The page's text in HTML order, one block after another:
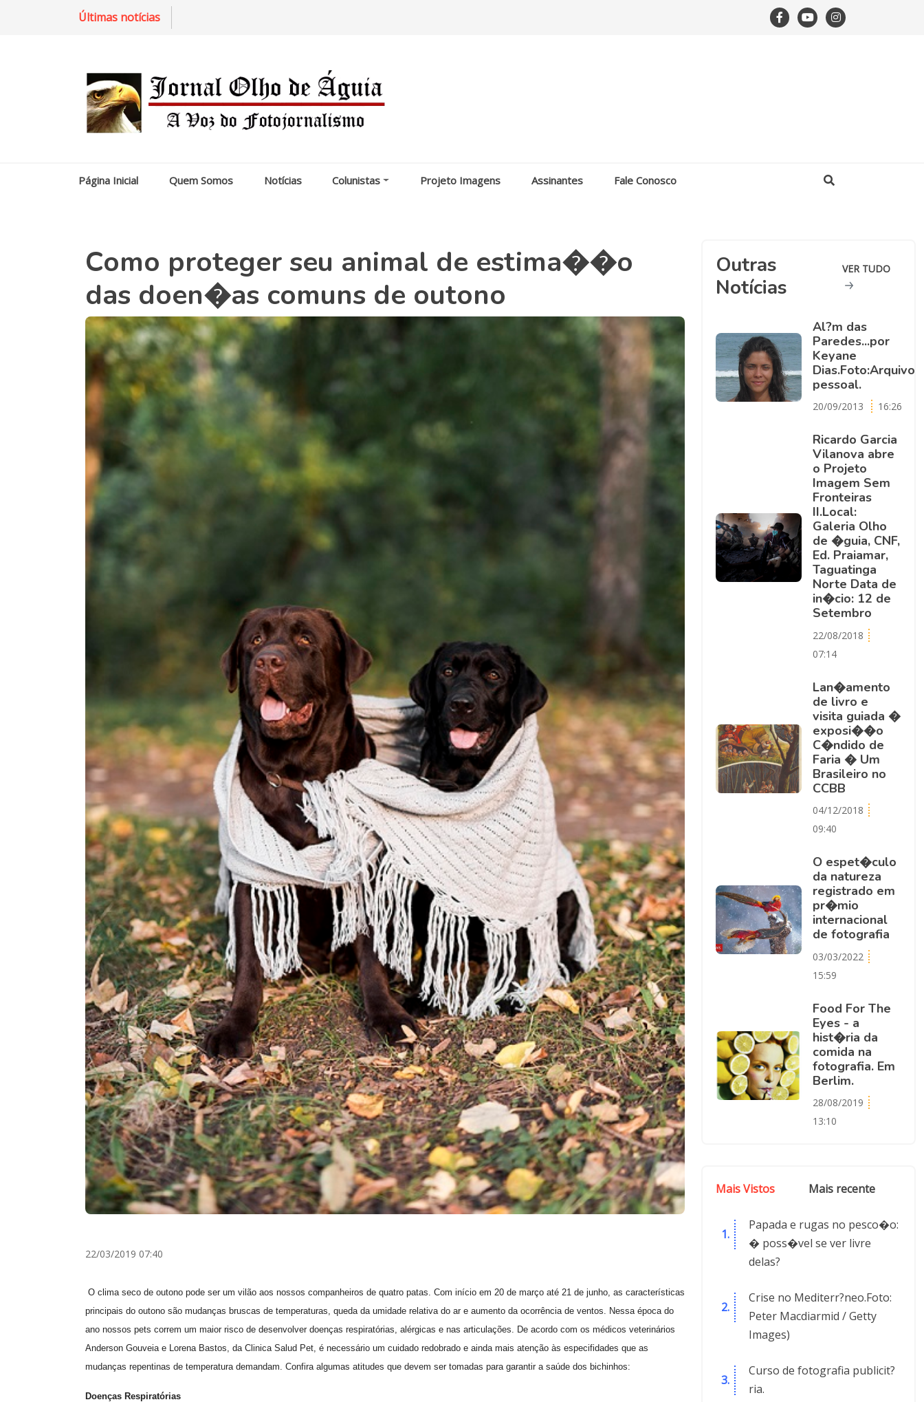
Últimas notícias
Página Inicial Quem Somos Notícias Colunistas Projeto Imagens Assinantes Fale Conosco
Como proteger seu animal de estima��o
das doen�as comuns de outono
22/03/2019 07:40
O clima seco de outono pode ser um vilão aos nossos companheiros de quatro patas. Com início em 20 de março até 21 de junho, as características
principais do outono são mudanças bruscas de temperaturas, queda da umidade relativa do ar e aumento da ocorrência de ventos. Nessa época do
ano nossos pets correm um maior risco de desenvolver doenças respiratórias, alérgicas e nas articulações. De acordo com os médicos veterinários
Anderson Gouveia e Lorena Bastos, da Clinica Salud Pet, é necessário um cuidado redobrado e ainda mais atenção às especifidades que as
mudanças repentinas de temperatura demandam. Confira algumas atitudes que devem ser tomadas para garantir a saúde dos bichinhos:
Doenças Respiratórias
Outras
Notícias
VER TUDO
Al?m das
Paredes...por
Keyane
Dias.Foto:Arquivo
pessoal.
20/09/2013 16:26
Ricardo Garcia
Vilanova abre
o Projeto
Imagem Sem
Fronteiras
II.Local:
Galeria Olho
de �guia, CNF,
Ed. Praiamar,
Taguatinga
Norte Data de
in�cio: 12 de
Setembro
22/08/2018
07:14
Lan�amento
de livro e
visita guiada �
exposi��o
C�ndido de
Faria � Um
Brasileiro no
CCBB
04/12/2018
09:40
O espet�culo
da natureza
registrado em
pr�mio
internacional
de fotografia
03/03/2022
15:59
Food For The
Eyes - a
hist�ria da
comida na
fotografia. Em
Berlim.
28/08/2019
13:10
Mais Vistos Mais recente
Papada e rugas no pesco�o:
� poss�vel se ver livre
delas?
Crise no Mediterr?neo.Foto:
Peter Macdiarmid / Getty
Images)
Curso de fotografia publicit?
ria.